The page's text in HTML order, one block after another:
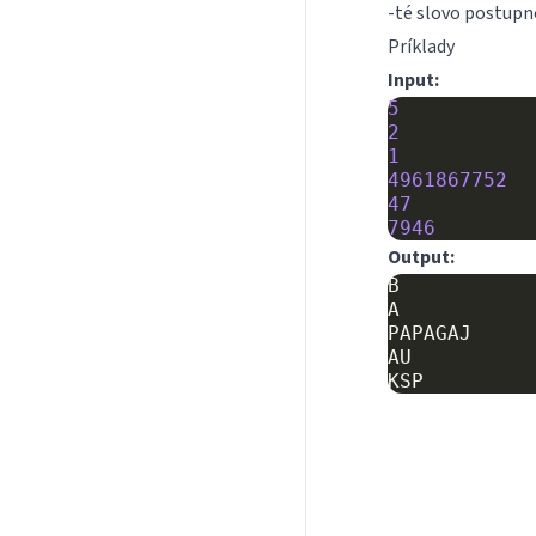
-té slovo
Príklady
Input:
5
2
1
4961867752
47
7946
Output:
B
A
PAPAGAJ
AU